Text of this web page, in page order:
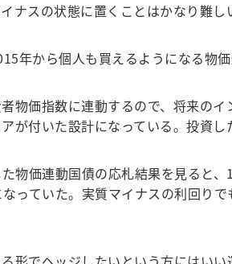
スの状態に置くことはかなり難し
年から個人も買えるようになる物価
物価指数に連動するので、将来の
が付いた設計になっている。投資
物価連動国債の応札結果を見ると
っていた。実質マイナスの利回り